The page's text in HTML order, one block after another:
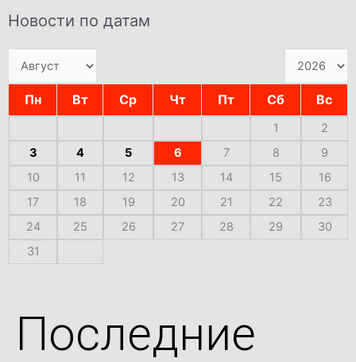
Новости по датам
Пн Вт Ср Чт Пт Сб Вс
1
2
3
4 5 6 7 8
9
10
11 12 13 14 15
16
17
18 19 20 21 22
23
24
25 26 27 28 29
30
31
Последние